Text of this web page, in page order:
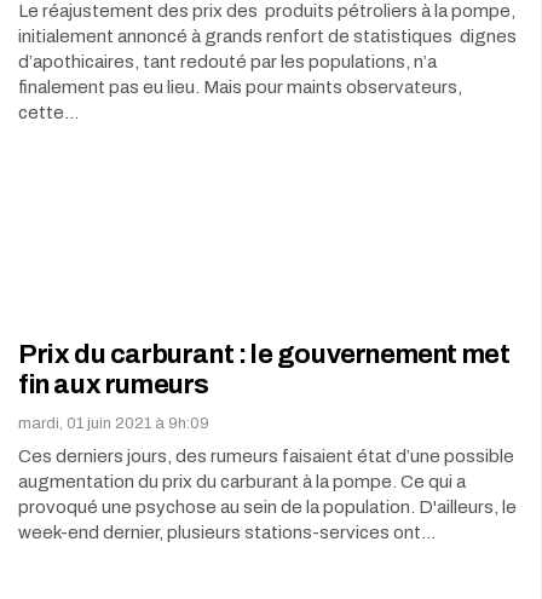
Le réajustement des prix des produits pétroliers à la pompe,
initialement annoncé à grands renfort de statistiques dignes
d’apothicaires, tant redouté par les populations, n’a
finalement pas eu lieu. Mais pour maints observateurs,
cette…
Prix du carburant : le gouvernement met
fin aux rumeurs
mardi, 01 juin 2021 à 9h:09
Ces derniers jours, des rumeurs faisaient état d’une possible
augmentation du prix du carburant à la pompe. Ce qui a
provoqué une psychose au sein de la population. D'ailleurs, le
week-end dernier, plusieurs stations-services ont…